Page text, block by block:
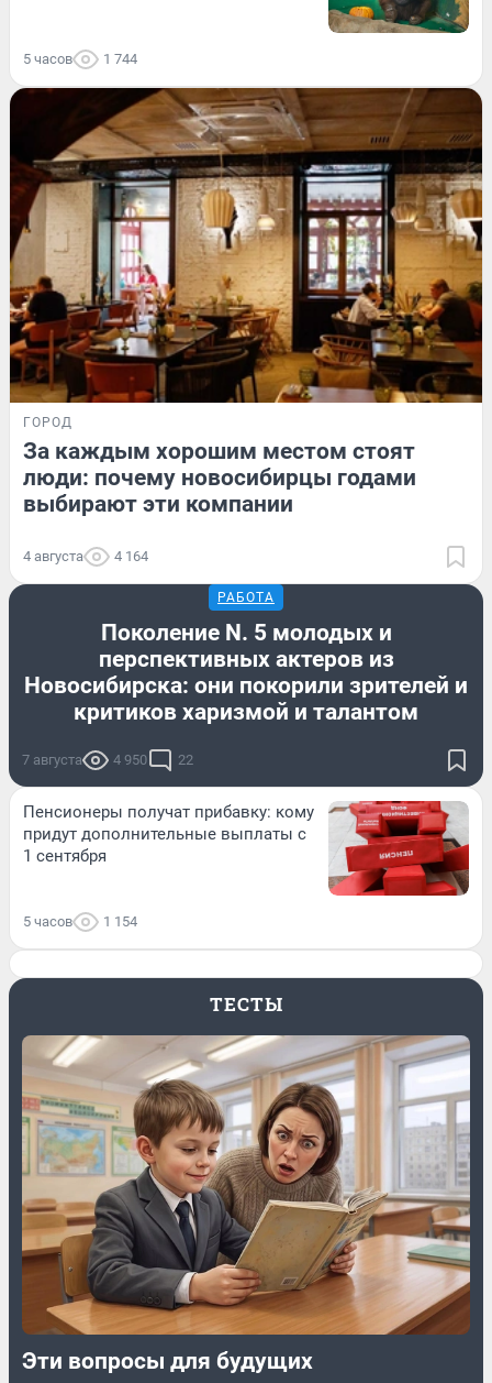
5 часов 1 744
ГОРОД
За каждым хорошим местом стоят
люди: почему новосибирцы годами
выбирают эти компании
4 августа 4 164
РАБОТА
Поколение N. 5 молодых и
перспективных актеров из
Новосибирска: они покорили зрителей и
критиков харизмой и талантом
7 августа 4 950 22
Пенсионеры получат прибавку: кому
придут дополнительные выплаты с
1 сентября
5 часов 1 154
ТЕСТЫ
Эти вопросы для будущих